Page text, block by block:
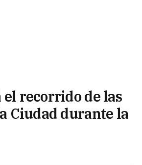
el recorrido de las
Ciudad durante la